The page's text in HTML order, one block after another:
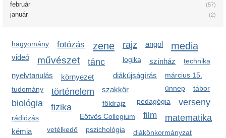
(57)
február
(2)
január
hagyomány fotózás zene rajz angol media
videó művészet logika
tánc
színház
nyelvtanulás
diákújságírás március 15.
környezet
technika
ünnep
tudomány szakkör
történelem
pedagógia verseny
biológia földrajz
fizika
Eötvös Collegium film matematika
rádiózás
vetélkedő
pszichológia diákönkormányzat
tábor
kémia